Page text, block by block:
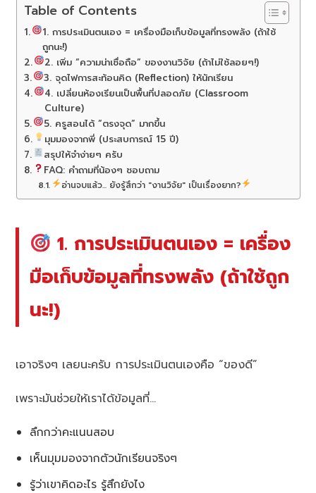
Table of Contents
1. การประเมินตนเอง = เครื่องมือเก็บข้อมูลที่ทรงพลัง (ถ้าใช้
ถูกนะ!)
2. เพิ่ม “ความน่าเชื่อถือ” ของงานวิจัย (ถ้าไม่ใช้ลอยๆ!)
3. จุดไฟการสะท้อนคิด (Reflection) ให้นักเรียน
4. เปลี่ยนห้องเรียนเป็นพื้นที่ปลอดภัย (Classroom
Culture)
5. ครูสอนได้ “ตรงจุด” มากขึ้น
มุมมองจากพี่ (ประสบการณ์ 15 ปี)
สรุปให้จำง่ายๆ ครับ
FAQ: คำถามที่น้องๆ ชอบถาม
อ่านจบแล้ว... ยังรู้สึกว่า "งานวิจัย" เป็นเรื่องยาก?
1. การประเมินตนเอง = เครื่อง
มือเก็บข้อมูลที่ทรงพลัง (ถ้าใช้ถูก
นะ!)
เอาจริงๆ เลยนะครับ การประเมินตนเองคือ “ของดี”
เพราะมันช่วยให้เราได้ข้อมูลที่…
ลึกกว่าคะแนนสอบ
เห็นมุมมองจากตัวนักเรียนจริงๆ
รู้ว่าเขาคิดอะไร รู้สึกยังไง